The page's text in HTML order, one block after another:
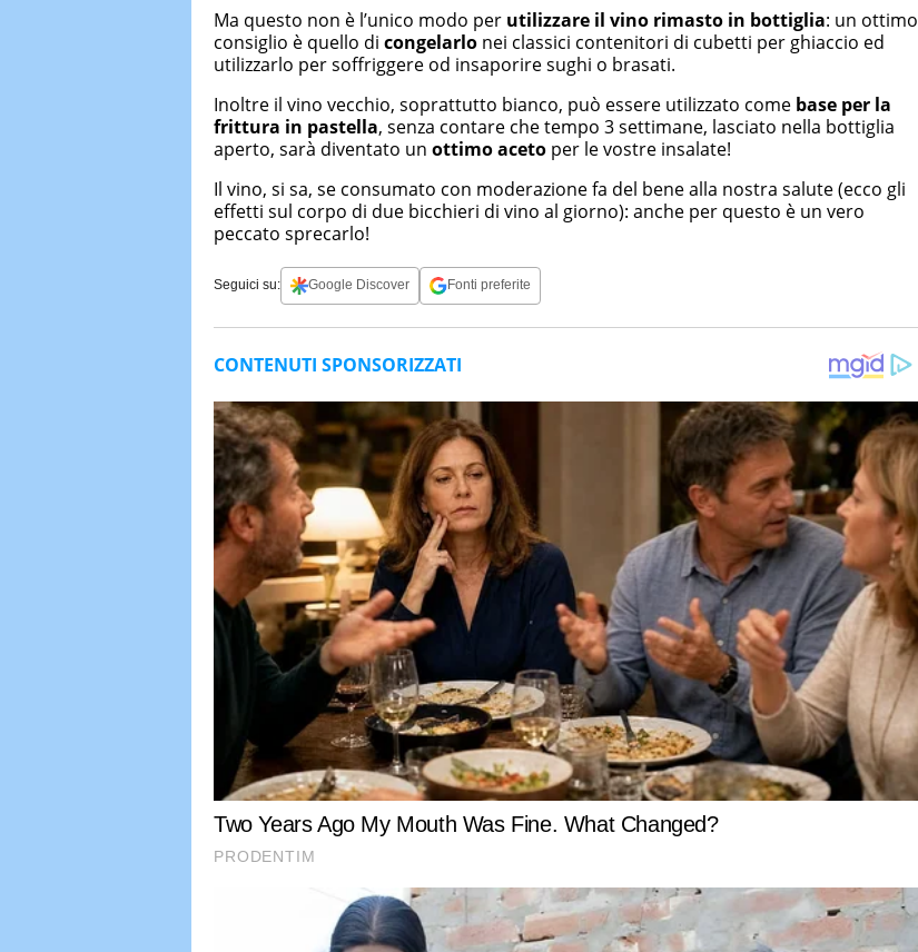
Ma questo non è l’unico modo per utilizzare il vino rimasto in bottiglia: un ottimo
consiglio è quello di congelarlo nei classici contenitori di cubetti per ghiaccio ed
utilizzarlo per soffriggere od insaporire sughi o brasati.
Inoltre il vino vecchio, soprattutto bianco, può essere utilizzato come base per la
frittura in pastella, senza contare che tempo 3 settimane, lasciato nella bottiglia
aperto, sarà diventato un ottimo aceto per le vostre insalate!
Il vino, si sa, se consumato con moderazione fa del bene alla nostra salute (ecco gli
effetti sul corpo di due bicchieri di vino al giorno): anche per questo è un vero
peccato sprecarlo!
Seguici su: Google Discover Fonti preferite